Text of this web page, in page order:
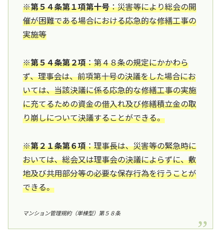
※第５４条第１項第十号：災害等により総会の開
催が困難である場合における応急的な修繕工事の
実施等
※第５４条第２項：第４８条の規定にかかわら
ず、理事会は、前項第十号の決議をした場合にお
いては、当該決議に係る応急的な修繕工事の実施
に充てるための資金の借入れ及び修繕積立金の取
り崩しについて決議することができる。
※第２１条第６項：理事長は、災害等の緊急時に
おいては、総会又は理事会の決議によらずに、敷
地及び共用部分等の必要な保存行為を行うことが
できる。
マンション管理規約（単棟型）第５８条